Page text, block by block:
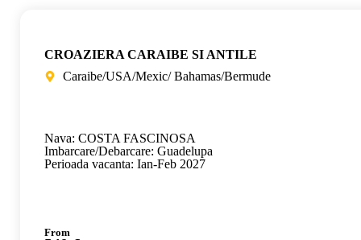
CROAZIERA CARAIBE SI ANTILE
Caraibe/USA/Mexic/ Bahamas/Bermude
Nava: COSTA FASCINOSA
Imbarcare/Debarcare: Guadelupa
Perioada vacanta: Ian-Feb 2027
From